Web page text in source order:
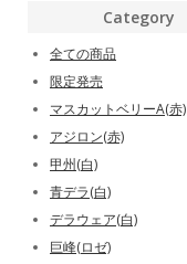
Category
全ての商品
限定発売
マスカットベリーA(赤)
アジロン(赤)
甲州(白)
青デラ(白)
デラウェア(白)
巨峰(ロゼ)